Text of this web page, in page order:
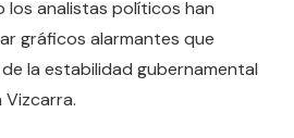
los analistas políticos han
gráficos alarmantes que
la estabilidad gubernamental